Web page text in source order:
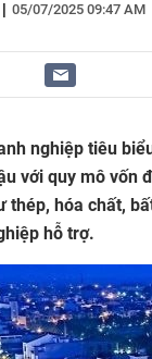
05/07/2025 09:47 AM
nghiệp tiêu
với quy mô vốn
thép, hóa chất,
hỗ trợ.